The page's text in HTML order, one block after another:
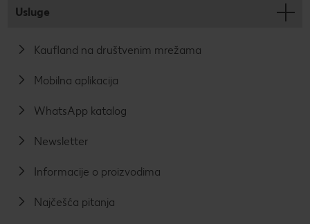
Usluge
Kaufland na društvenim mrežama
Mobilna aplikacija
WhatsApp katalog
Newsletter
Informacije o proizvodima
Najčešća pitanja